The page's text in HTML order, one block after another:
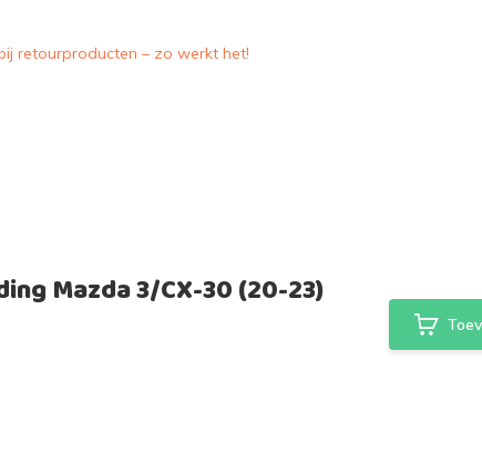
retourproducten – zo werkt het!
Mazda 3/CX-30 (20-23)